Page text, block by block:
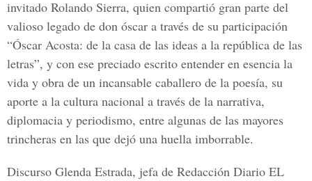
invitado Rolando Sierra, quien compartió gran parte del
valioso legado de don óscar a través de su participación
“Óscar Acosta: de la casa de las ideas a la república de las
letras”, y con ese preciado escrito entender en esencia la
vida y obra de un incansable caballero de la poesía, su
aporte a la cultura nacional a través de la narrativa,
diplomacia y periodismo, entre algunas de las mayores
trincheras en las que dejó una huella imborrable.
Discurso Glenda Estrada, jefa de Redacción Diario EL